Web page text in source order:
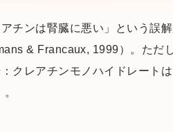
チンは腎臓に悪い」という誤
& Francaux, 1999）。ただ
クレアチンモノハイドレート